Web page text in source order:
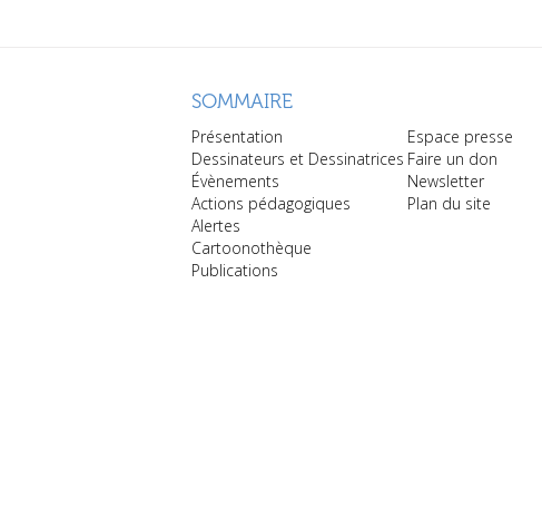
SOMMAIRE
Présentation
Dessinateurs et Dessinatrices
Évènements
Actions pédagogiques
Alertes
Cartoonothèque
Publications
Espace presse
Faire un don
Newsletter
Plan du site